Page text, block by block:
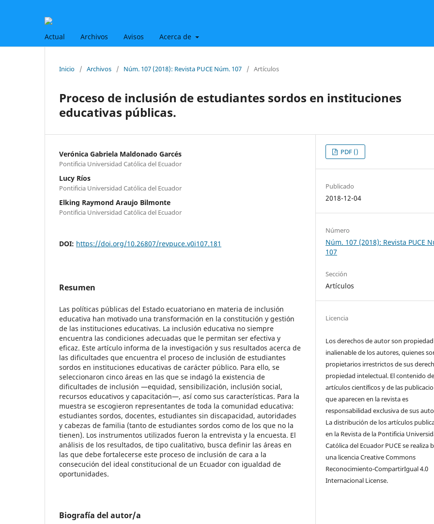
Actual Archivos Avisos Acerca de
Inicio / Archivos / Núm. 107 (2018): Revista PUCE Núm. 107 / Artículos
Proceso de inclusión de estudiantes sordos en instituciones
educativas públicas.
Verónica Gabriela Maldonado Garcés
Pontificia Universidad Católica del Ecuador
Lucy Ríos
Pontificia Universidad Católica del Ecuador
Elking Raymond Araujo Bilmonte
Pontificia Universidad Católica del Ecuador
DOI: https://doi.org/10.26807/revpuce.v0i107.181
Resumen
Las políticas públicas del Estado ecuatoriano en materia de inclusión
educativa han motivado una transformación en la constitución y gestión
de las instituciones educativas. La inclusión educativa no siempre
encuentra las condiciones adecuadas que le permitan ser efectiva y
eficaz. Este artículo informa de la investigación y sus resultados acerca de
las dificultades que encuentra el proceso de inclusión de estudiantes
sordos en instituciones educativas de carácter público. Para ello, se
seleccionaron cinco áreas en las que se indagó la existencia de
dificultades de inclusión —equidad, sensibilización, inclusión social,
recursos educativos y capacitación—, así como sus características. Para la
muestra se escogieron representantes de toda la comunidad educativa:
estudiantes sordos, docentes, estudiantes sin discapacidad, autoridades
y cabezas de familia (tanto de estudiantes sordos como de los que no la
tienen). Los instrumentos utilizados fueron la entrevista y la encuesta. El
análisis de los resultados, de tipo cualitativo, busca definir las áreas en
las que debe fortalecerse este proceso de inclusión de cara a la
consecución del ideal constitucional de un Ecuador con igualdad de
oportunidades.
Biografía del autor/a
PDF ()
Publicado
2018-12-04
Número
Núm. 107 (2018): Revista PUCE
107
Sección
Artículos
Licencia
Los derechos de autor son propiedad
inalienable de los autores, quienes
propietarios irrestrictos de sus
propiedad intelectual. El contenido
artículos científicos y de las
que aparecen en la revista es
responsabilidad exclusiva de sus
La distribución de los artí­culos
en la Revista de la Pontificia
Católica del Ecuador PUCE se realiza
una licencia Creative Commons
Reconocimiento-CompartirIgual 4.0
Internacional License.